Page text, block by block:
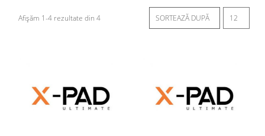
Afișăm 1-4 rezultate din 4